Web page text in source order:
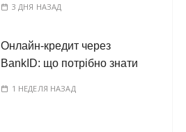
3 ДНЯ НАЗАД
Онлайн-кредит через
BankID: що потрібно знати
1 НЕДЕЛЯ НАЗАД